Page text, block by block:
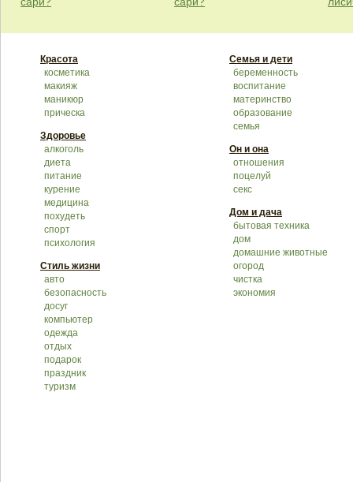
Красота
косметика
макияж
маникюр
прическа
Здоровье
алкоголь
диета
питание
курение
медицина
похудеть
спорт
психология
Стиль жизни
авто
безопасность
досуг
компьютер
одежда
отдых
подарок
праздник
туризм
Семья и дети
беременность
воспитание
материнство
образование
семья
Он и она
отношения
поцелуй
секс
Дом и дача
бытовая техника
дом
домашние животные
огород
чистка
экономия